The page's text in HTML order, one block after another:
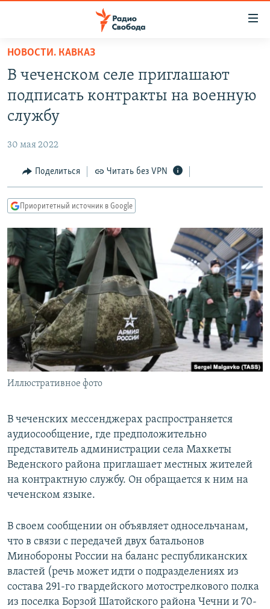
упрощенного
доступа
основному
Вернутся
Вернутся
поиску
АВТОРСКИЕ ПРОЕКТЫ
МНЕНИЯ
КУЛЬТУРА
КАВКАЗ.РЕАЛИИ
СЕВЕР.РЕАЛИИ
СИБИРЬ.РЕАЛИИ
РАСПИСАНИЕ ВЕЩАНИЯ
ПОДПИШИТЕСЬ НА РАССЫЛКУ
СОЦИАЛЬНЫЕ СЕТИ
Все сайты РСЕ/РС
НОВОСТИ. КАВКАЗ
В чеченском селе приглашают
подписать контракты на военную
службу
30 мая 2022
Поделиться Читать без VPN
Приоритетный источник в Google
Иллюстративное фото
В чеченских мессенджерах распространяется
аудиосообщение, где предположительно
представитель администрации села Махкеты
Веденского района приглашает местных жителей
на контрактную службу. Он обращается к ним на
чеченском языке.
В своем сообщении он объявляет односельчанам,
что в связи с передачей двух батальонов
Минобороны России на баланс республиканских
властей (речь может идти о подразделениях из
состава 291-го гвардейского мотострелкового полка
из поселка Борзой Шатойского района Чечни и 70-